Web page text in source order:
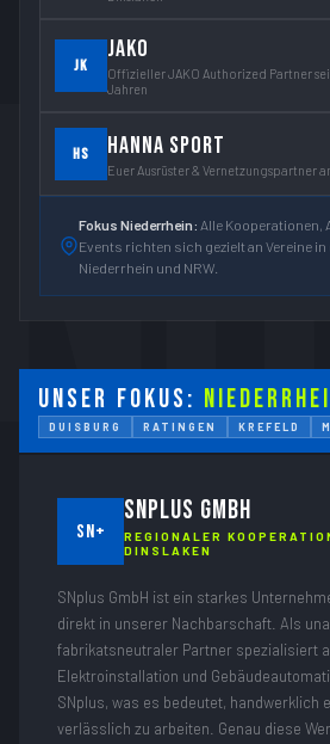
JK
JAKO
Offizieller JAKO Authorized Partner
Jahren
HS HANNA SPORT
Euer Ausrüster & Vernetzungspartner
Fokus Niederrhein: Alle Kooperationen,
Events richten sich gezielt an Vereine in
Niederrhein und NRW.
Unser Fokus:
DUISBURG RATINGEN KREFELD
SN+
SNPLUS GMBH
REGIONALER
DINSLAKEN
SNplus GmbH ist ein starkes
direkt in unserer Nachbarschaft. Als
fabrikatsneutraler Partner spezialisiert
Elektroinstallation und
SNplus, was es bedeutet, handwerklich
verlässlich zu arbeiten. Genau diese